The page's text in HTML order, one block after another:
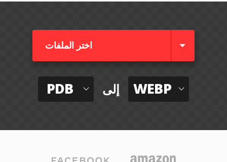
اختر الملفات
PDB إلى WEBP